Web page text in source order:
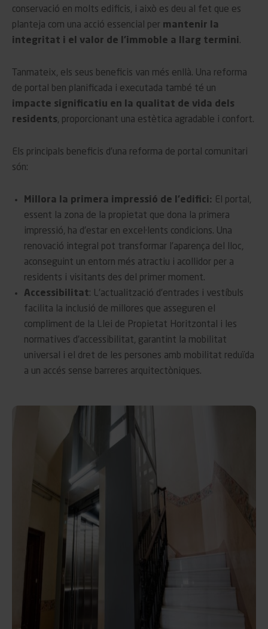
conservació en molts edificis, i això es deu al fet que es
planteja com una acció essencial per mantenir la
integritat i el valor de l’immoble a llarg termini.
Tanmateix, els seus beneficis van més enllà. Una reforma
de portal ben planificada i executada també té un
impacte significatiu en la qualitat de vida dels
residents, proporcionant una estètica agradable i confort.
Els principals beneficis d’una reforma de portal comunitari
són:
Millora la primera impressió de l’edifici: El portal,
essent la zona de la propietat que dona la primera
impressió, ha d’estar en excel·lents condicions. Una
renovació integral pot transformar l’aparença del lloc,
aconseguint un entorn més atractiu i acollidor per a
residents i visitants des del primer moment.
Accessibilitat: L’actualització d’entrades i vestíbuls
facilita la inclusió de millores que asseguren el
compliment de la Llei de Propietat Horitzontal i les
normatives d’accessibilitat, garantint la mobilitat
universal i el dret de les persones amb mobilitat reduïda
a un accés sense barreres arquitectòniques.